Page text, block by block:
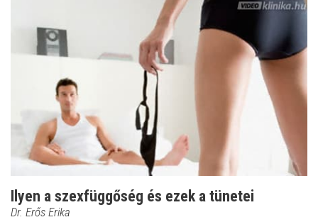
Ilyen a szexfüggőség és ezek a tünetei
Dr. Erős Erika